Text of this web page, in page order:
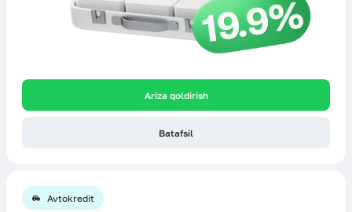
Ariza qoldirish
Batafsil
Avtokredit